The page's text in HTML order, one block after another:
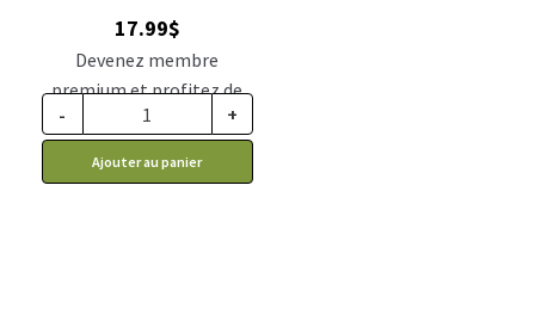
chats, 30ml
17.99$
Devenez membre
premium et profitez de
ce prix rabais : 14.84$ CA
- +
Ajouter au panier